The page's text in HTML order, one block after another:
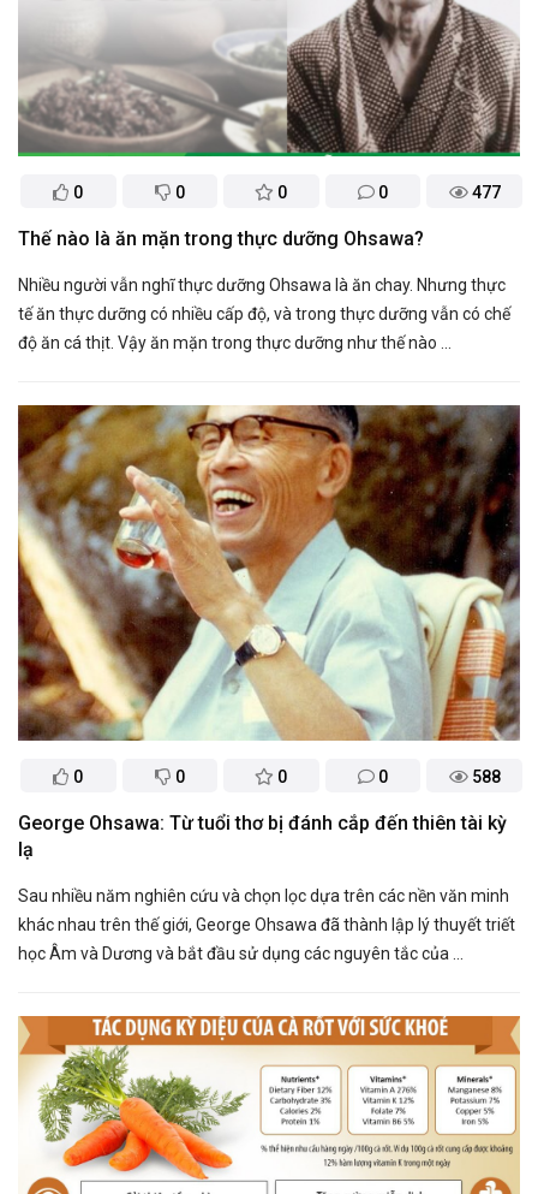
0 0 0 0 477
Thế nào là ăn mặn trong thực dưỡng Ohsawa?
Nhiều người vẫn nghĩ thực dưỡng Ohsawa là ăn chay. Nhưng thực
tế ăn thực dưỡng có nhiều cấp độ, và trong thực dưỡng vẫn có chế
độ ăn cá thịt. Vậy ăn mặn trong thực dưỡng như thế nào ...
0 0 0 0 588
George Ohsawa: Từ tuổi thơ bị đánh cắp đến thiên tài kỳ
lạ
Sau nhiều năm nghiên cứu và chọn lọc dựa trên các nền văn minh
khác nhau trên thế giới, George Ohsawa đã thành lập lý thuyết triết
học Âm và Dương và bắt đầu sử dụng các nguyên tắc của ...